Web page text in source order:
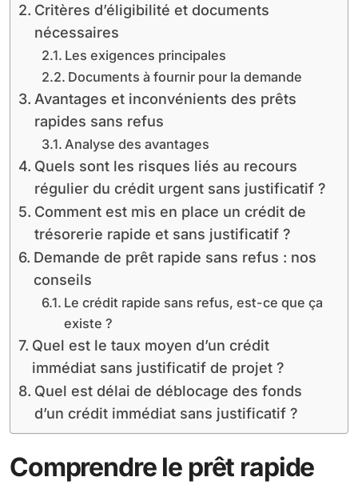
Critères d’éligibilité et documents
nécessaires
Les exigences principales
Documents à fournir pour la demande
Avantages et inconvénients des prêts
rapides sans refus
Analyse des avantages
Quels sont les risques liés au recours
régulier du crédit urgent sans justificatif ?
Comment est mis en place un crédit de
trésorerie rapide et sans justificatif ?
Demande de prêt rapide sans refus : nos
conseils
Le crédit rapide sans refus, est-ce que ça
existe ?
Quel est le taux moyen d’un crédit
immédiat sans justificatif de projet ?
Quel est délai de déblocage des fonds
d’un crédit immédiat sans justificatif ?
Comprendre le prêt rapide